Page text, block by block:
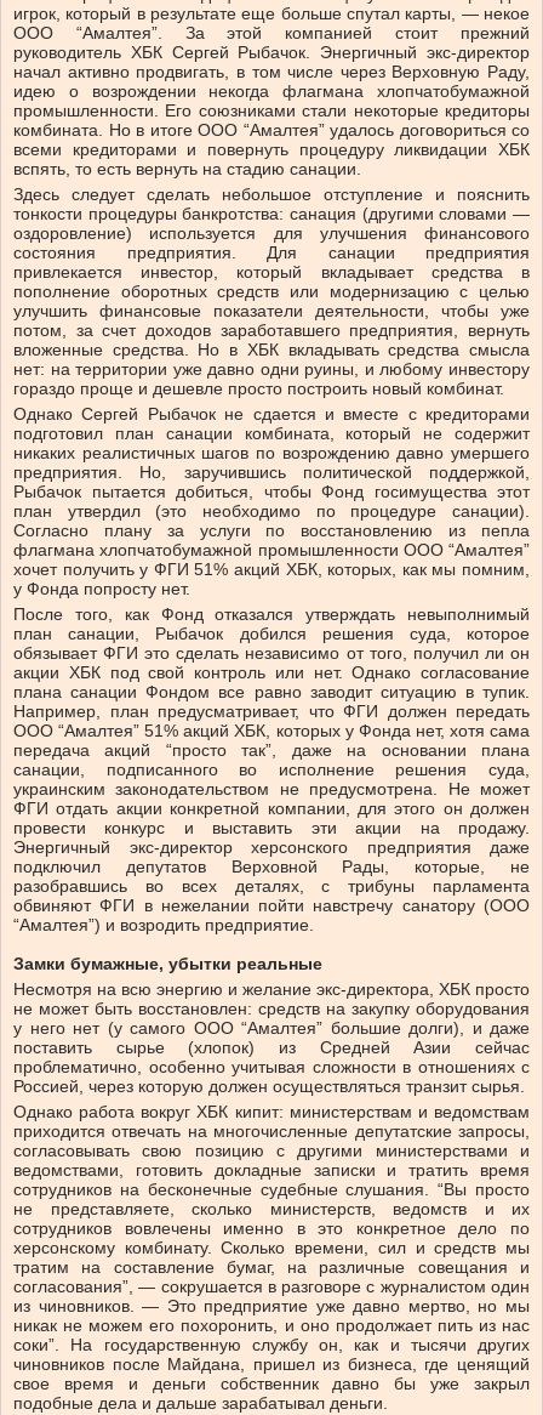
игрок, который в результате еще больше спутал карты, — некое
ООО “Амалтея”. За этой компанией стоит прежний
руководитель ХБК Сергей Рыбачок. Энергичный экс-директор
начал активно продвигать, в том числе через Верховную Раду,
идею о возрождении некогда флагмана хлопчатобумажной
промышленности. Его союзниками стали некоторые кредиторы
комбината. Но в итоге ООО “Амалтея” удалось договориться со
всеми кредиторами и повернуть процедуру ликвидации ХБК
вспять, то есть вернуть на стадию санации.
Здесь следует сделать небольшое отступление и пояснить
тонкости процедуры банкротства: санация (другими словами —
оздоровление) используется для улучшения финансового
состояния предприятия. Для санации предприятия
привлекается инвестор, который вкладывает средства в
пополнение оборотных средств или модернизацию с целью
улучшить финансовые показатели деятельности, чтобы уже
потом, за счет доходов заработавшего предприятия, вернуть
вложенные средства. Но в ХБК вкладывать средства смысла
нет: на территории уже давно одни руины, и любому инвестору
гораздо проще и дешевле просто построить новый комбинат.
Однако Сергей Рыбачок не сдается и вместе с кредиторами
подготовил план санации комбината, который не содержит
никаких реалистичных шагов по возрождению давно умершего
предприятия. Но, заручившись политической поддержкой,
Рыбачок пытается добиться, чтобы Фонд госимущества этот
план утвердил (это необходимо по процедуре санации).
Согласно плану за услуги по восстановлению из пепла
флагмана хлопчатобумажной промышленности ООО “Амалтея”
хочет получить у ФГИ 51% акций ХБК, которых, как мы помним,
у Фонда попросту нет.
После того, как Фонд отказался утверждать невыполнимый
план санации, Рыбачок добился решения суда, которое
обязывает ФГИ это сделать независимо от того, получил ли он
акции ХБК под свой контроль или нет. Однако согласование
плана санации Фондом все равно заводит ситуацию в тупик.
Например, план предусматривает, что ФГИ должен передать
ООО “Амалтея” 51% акций ХБК, которых у Фонда нет, хотя сама
передача акций “просто так”, даже на основании плана
санации, подписанного во исполнение решения суда,
украинским законодательством не предусмотрена. Не может
ФГИ отдать акции конкретной компании, для этого он должен
провести конкурс и выставить эти акции на продажу.
Энергичный экс-директор херсонского предприятия даже
подключил депутатов Верховной Рады, которые, не
разобравшись во всех деталях, с трибуны парламента
обвиняют ФГИ в нежелании пойти навстречу санатору (ООО
“Амалтея”) и возродить предприятие.
Замки бумажные, убытки реальные
Несмотря на всю энергию и желание экс-директора, ХБК просто
не может быть восстановлен: средств на закупку оборудования
у него нет (у самого ООО “Амалтея” большие долги), и даже
поставить сырье (хлопок) из Средней Азии сейчас
проблематично, особенно учитывая сложности в отношениях с
Россией, через которую должен осуществляться транзит сырья.
Однако работа вокруг ХБК кипит: министерствам и ведомствам
приходится отвечать на многочисленные депутатские запросы,
согласовывать свою позицию с другими министерствами и
ведомствами, готовить докладные записки и тратить время
сотрудников на бесконечные судебные слушания. “Вы просто
не представляете, сколько министерств, ведомств и их
сотрудников вовлечены именно в это конкретное дело по
херсонскому комбинату. Сколько времени, сил и средств мы
тратим на составление бумаг, на различные совещания и
согласования”, — сокрушается в разговоре с журналистом один
из чиновников. — Это предприятие уже давно мертво, но мы
никак не можем его похоронить, и оно продолжает пить из нас
соки”. На государственную службу он, как и тысячи других
чиновников после Майдана, пришел из бизнеса, где ценящий
свое время и деньги собственник давно бы уже закрыл
подобные дела и дальше зарабатывал деньги.